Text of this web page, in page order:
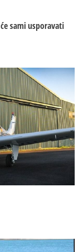
sami usporavati